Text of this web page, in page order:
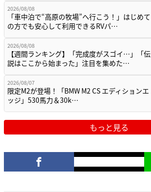
2026/08/08
「車中泊で“高原の牧場”へ行こう！」はじめて
の方でも安心して利用できるRVパ…
2026/08/08
【週間ランキング】「完成度がスゴイ…」「伝
説はここから始まった」注目を集めた…
2026/08/07
限定M2が登場！「BMW M2 CS エディションエ
ッジ」530馬力＆30k…
もっと見る